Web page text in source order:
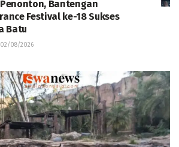
Bantengan
Festival ke-18 Sukses
Batu
02/08/2026